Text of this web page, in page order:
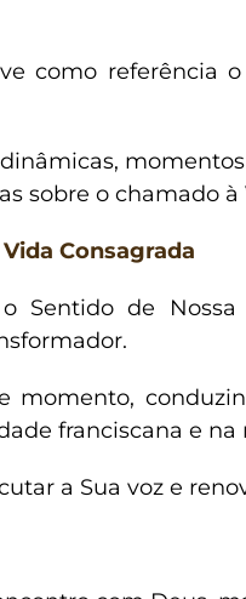
como referência
sobre o chamado à
Consagrada
Sentido de
momento,
franciscana e na
a Sua voz e